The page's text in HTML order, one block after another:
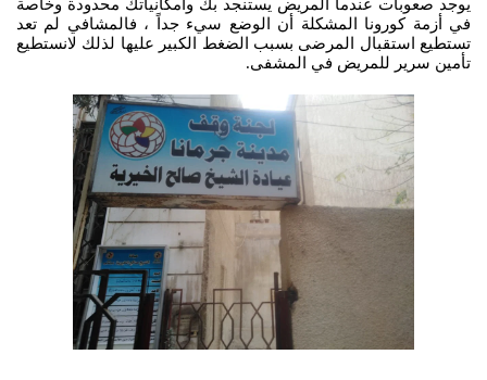
يوجد صعوبات عندما المريض يستنجد بك وامكانياتك محدودة وخاصة
في أزمة كورونا المشكلة أن الوضع سيء جداً ، فالمشافي لم تعد
تستطيع استقبال المرضى بسبب الضغط الكبير عليها لذلك لانستطيع
تأمين سرير للمريض في المشفى.